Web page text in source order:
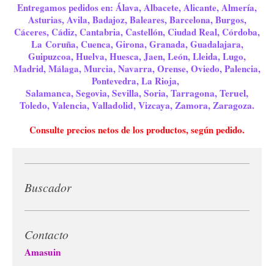
Entregamos pedidos en: Álava, Albacete, Alicante, Almería,
Asturias, Avila, Badajoz, Baleares, Barcelona, Burgos,
Cáceres, Cádiz, Cantabria, Castellón, Ciudad Real, Córdoba,
La Coruña, Cuenca, Girona, Granada, Guadalajara,
Guipuzcoa, Huelva, Huesca, Jaen, León, Lleida, Lugo,
Madrid, Málaga, Murcia, Navarra, Orense, Oviedo, Palencia,
Pontevedra, La Rioja,
Salamanca, Segovia, Sevilla, Soria, Tarragona, Teruel,
Toledo, Valencia, Valladolid, Vizcaya, Zamora, Zaragoza.
Consulte precios netos de los productos, según pedido.
Buscador
Contacto
Amasuin